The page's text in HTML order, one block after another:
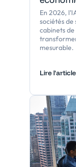
En 2026,
sociétés de
cabinets de
mesurable.
Lire l'article